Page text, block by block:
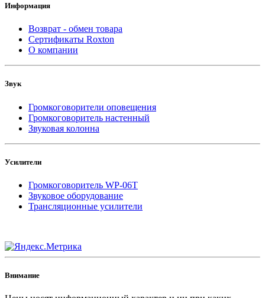
Информация
Возврат - обмен товара
Сертификаты Roxton
О компании
Звук
Громкоговорители оповещения
Громкоговоритель настенный
Звуковая колонна
Усилители
Громкоговоритель WP-06T
Звуковое оборудование
Трансляционные усилители
Внимание